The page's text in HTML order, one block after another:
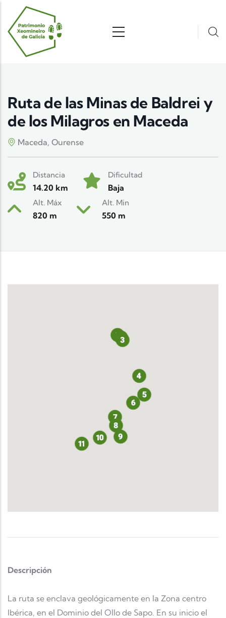
Pasar al contenido principal
Ruta de las Minas de Baldrei y
de los Milagros en Maceda
Maceda, Ourense
Distancia
14.20 km
Dificultad
Baja
Alt. Máx
820 m
Alt. Min
550 m
Descripción
La ruta se enclava geológicamente en la Zona centro
Ibérica, en el Dominio del Ollo de Sapo. En su inicio el